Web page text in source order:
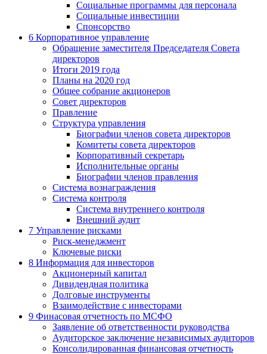
Социальные программы для персонала
Социальные инвестиции
Спонсорство
6 Корпоративное управление
Обращение заместителя Председателя Совета
директоров
Итоги 2019 года
Планы на 2020 год
Общее собрание акционеров
Совет директоров
Правление
Структура управления
Биографии членов совета директоров
Комитеты совета директоров
Корпоративный секретарь
Исполнительные органы
Биографии членов правления
Система вознаграждения
Система контроля
Система внутреннего контроля
Внешний аудит
7 Управление рисками
Риск-менеджмент
Ключевые риски
8 Информация для инвесторов
Акционерный капитал
Дивидендная политика
Долговые инструменты
Взаимодействие с инвеcторами
9 Финасовая отчетность по МСФО
Заявление об ответственности руководства
Аудиторское заключение независимых аудиторов
Консолидированная финансовая отчетность